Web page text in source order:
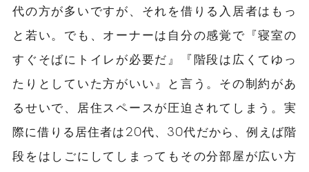
代の方が多いですが、それを借りる入居者はもっ
と若い。でも、オーナーは自分の感覚で『寝室の
すぐそばにトイレが必要だ』『階段は広くてゆっ
たりとしていた方がいい』と言う。その制約があ
るせいで、居住スペースが圧迫されてしまう。実
際に借りる居住者は20代、30代だから、例えば階
段をはしごにしてしまってもその分部屋が広い方